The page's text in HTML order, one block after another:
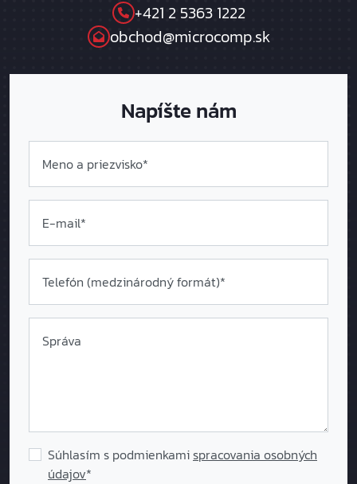
+421 2 5363 1222
obchod@microcomp.sk
Napíšte nám
Meno a priezvisko*
E-mail*
Telefón (medzinárodný formát)*
Správa
Súhlasím s podmienkamispracovania osobných
údajov*